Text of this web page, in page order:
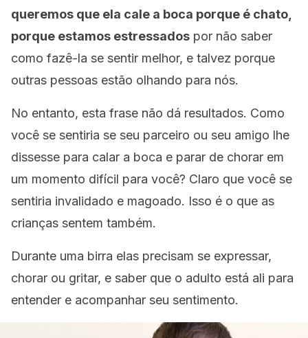
queremos que ela cale a boca porque é chato,
porque estamos estressados por não saber
como fazê-la se sentir melhor, e talvez porque
outras pessoas estão olhando para nós.
No entanto, esta frase não dá resultados. Como
você se sentiria se seu parceiro ou seu amigo lhe
dissesse para calar a boca e parar de chorar em
um momento difícil para você? Claro que você se
sentiria invalidado e magoado. Isso é o que as
crianças sentem também.
Durante uma birra elas precisam se expressar,
chorar ou gritar, e saber que o adulto está ali para
entender e acompanhar seu sentimento.